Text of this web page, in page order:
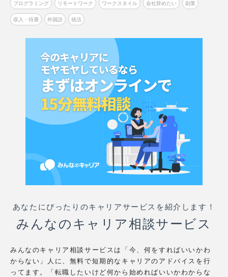
プログラミング リモートワーク ワークスタイル 会社辞めたい 副業
収入・待遇 外国語 就活
あなたにぴったりのキャリアサービスを紹介します！
みんなのキャリア相談サービス
みんなのキャリア相談サービスは「今、何をすればいいかわ
からない」人に、無料で短期的なキャリアのアドバイスを行
ってます。「転職したいけど何から始めればいいかわからな